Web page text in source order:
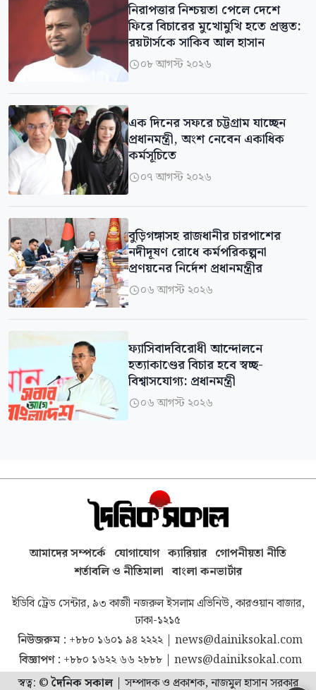
নিরাপত্তার নিশ্চয়তা পেলে দেশে
ফিরে বিচারের মুখোমুখি হতে প্রস্তুত:
রয়টার্সকে সাকিব আল হাসান
০৮ আগস্ট ২০২৬
এক দিনের সফরে চট্টগ্রাম যাচ্ছেন
প্রধানমন্ত্রী, অংশ নেবেন একাধিক
কর্মসূচিতে
০৭ আগস্ট ২০২৬
বুড়িগঙ্গাসহ রাজধানীর চারপাশের
নদীদূষণ রোধে কর্মপরিকল্পনা
প্রণয়নের নির্দেশ প্রধানমন্ত্রীর
০৬ আগস্ট ২০২৬
ফ্যাসিবাদবিরোধী আন্দোলনে
হত্যাকাণ্ডের বিচার হবে স্বচ্ছ-
বিশ্বাসযোগ্য: প্রধানমন্ত্রী
০৬ আগস্ট ২০২৬
আমাদের সম্পর্কে যোগাযোগ ক্যারিয়ার গোপনীয়তা নীতি
শর্তাবলি ও নীতিমালা বাংলা কনভার্টার
ইডিবি ট্রেড সেন্টার, ৯৩ কাজী নজরুল ইসলাম এভিনিউ, কারওয়ান বাজার,
ঢাকা-১২১৫
নিউজরুম : +৮৮০ ১৬০১ ৯৪ ২২২২| news@dainiksokal.com
বিজ্ঞাপণ : +৮৮০ ১৬২২ ৬৬ ২৮৮৮| news@dainiksokal.com
স্বত্ব: ©দৈনিক সকাল| সম্পাদক ও প্রকাশক, নাজমুল হাসান সরকার